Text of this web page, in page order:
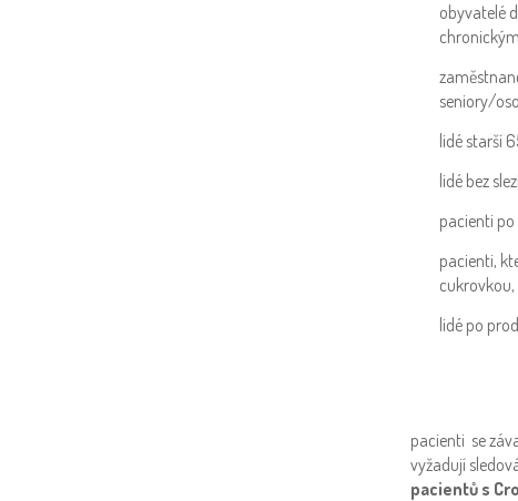
obyvatelé
seniory/
lidé starší
lidé bez
pacienti
pacienti,
cukrovkou,
lidé po
pacienti se
vyžadují
pacientů s